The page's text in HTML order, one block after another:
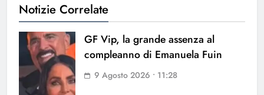
Notizie Correlate
GF Vip, la grande assenza al
compleanno di Emanuela Fuin
9 Agosto 2026 • 11:28